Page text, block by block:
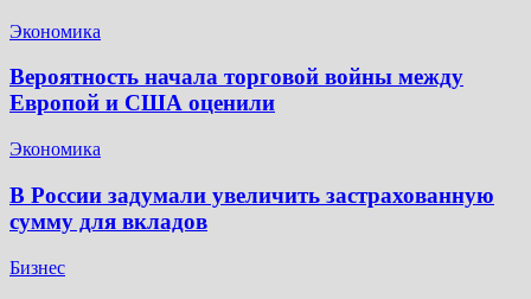
Экономика
Вероятность начала торговой войны между
Европой и США оценили
Экономика
В России задумали увеличить застрахованную
сумму для вкладов
Бизнес